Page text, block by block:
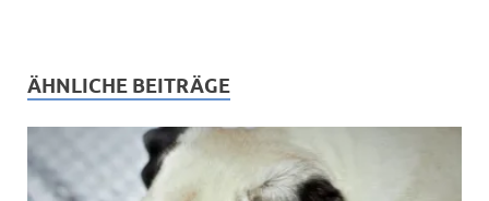
ÄHNLICHE BEITRÄGE